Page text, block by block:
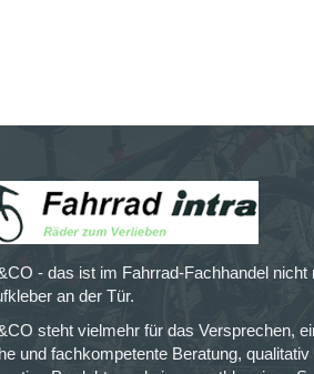
- das ist im Fahrrad-Fachhandel nicht
an der Tür.
steht vielmehr für das Versprechen,
und fachkompetente Beratung, qualitativ